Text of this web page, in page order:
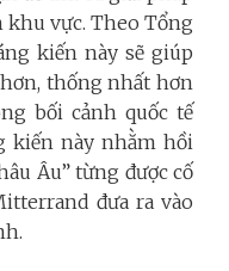
khu vực. Theo Tổng
kiến này sẽ giúp
thống nhất hơn
bối cảnh quốc tế
kiến này nhằm hồi
Âu” từng được cố
đưa ra vào